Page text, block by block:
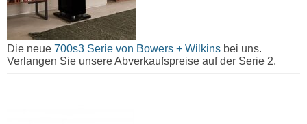
Die neue 700s3 Serie von Bowers + Wilkins bei uns.
Verlangen Sie unsere Abverkaufspreise auf der Serie 2.